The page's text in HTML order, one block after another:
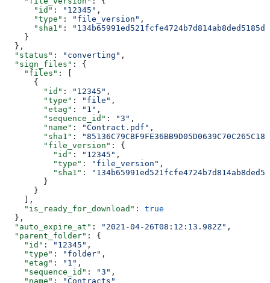
      "id"
: "12345" ,
      "type"
: "file_version" ,
      "sha1"
:
    }
  },
  "status"
: "converting" ,
  "sign_files"
: {
    "files"
: [
      {
        "id"
: "12345" ,
        "type"
: "file" ,
        "etag"
: "1" ,
        "sequence_id"
: "3" ,
        "name"
: "Contract.pdf" ,
        "sha1"
:
        "file_version"
: {
          "id"
: "12345" ,
          "type"
: "file_version" ,
          "sha1"
:
        }
      }
    ],
    "is_ready_for_download"
: true
  },
  "auto_expire_at"
: "2021-04-26T08:12:13.982Z" ,
  "parent_folder"
: {
    "id"
: "12345" ,
    "type"
: "folder" ,
    "etag"
: "1" ,
    "sequence_id"
: "3" ,
    "name"
:
"Contracts"